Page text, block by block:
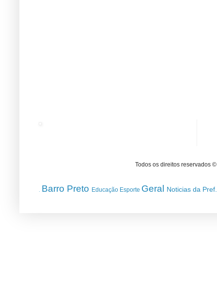
Todos os direitos reservados
Barro Preto Educação Esporte Geral Noticias da